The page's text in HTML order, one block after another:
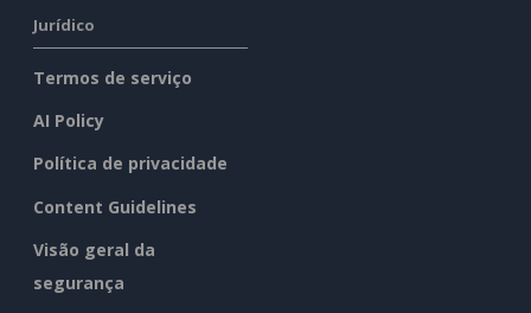
Jurídico
Termos de serviço
AI Policy
Política de privacidade
Content Guidelines
Visão geral da
segurança